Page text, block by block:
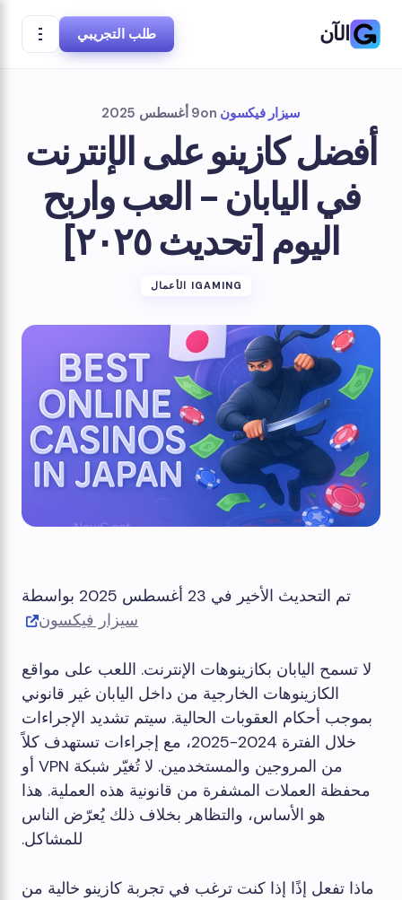
الآن طلب التجريبي
سيزار فيكسون on9 أغسطس 2025
أفضل كازينو على الإنترنت
في اليابان - العب واربح
اليوم [تحديث ٢٠٢٥]
IGAMING الأعمال
تم التحديث الأخير في 23 أغسطس 2025 بواسطة
سيزار فيكسون
لا تسمح اليابان بكازينوهات الإنترنت. اللعب على مواقع
الكازينوهات الخارجية من داخل اليابان غير قانوني
بموجب أحكام العقوبات الحالية. سيتم تشديد الإجراءات
خلال الفترة 2024-2025، مع إجراءات تستهدف كلاً
من المروجين والمستخدمين. لا تُغيّر شبكة VPN أو
محفظة العملات المشفرة من قانونية هذه العملية. هذا
هو الأساس، والتظاهر بخلاف ذلك يُعرّض الناس
للمشاكل.
ماذا تفعل إذًا إذا كنت ترغب في تجربة كازينو خالية من